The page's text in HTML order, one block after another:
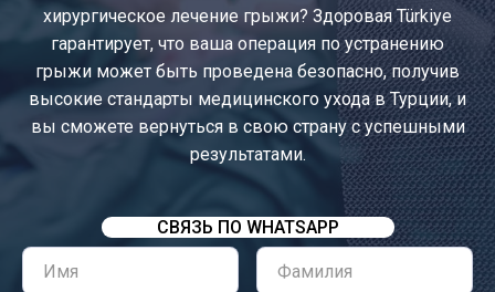
хирургическое лечение грыжи? Здоровая Türkiye
гарантирует, что ваша операция по устранению
грыжи может быть проведена безопасно, получив
высокие стандарты медицинского ухода в Турции, и
вы сможете вернуться в свою страну с успешными
результатами.
СВЯЗЬ ПО WHATSAPP